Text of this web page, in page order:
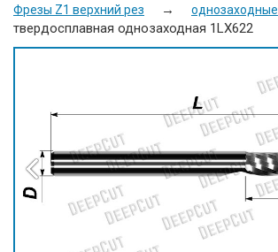
Фрезы Z1 верхний рез → однозаходные
твердосплавная однозаходная 1LX622